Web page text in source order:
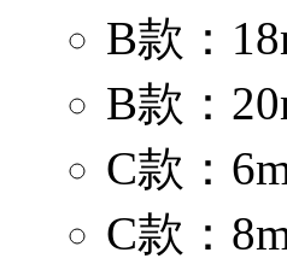
B款：
B款：
C款：
C款：